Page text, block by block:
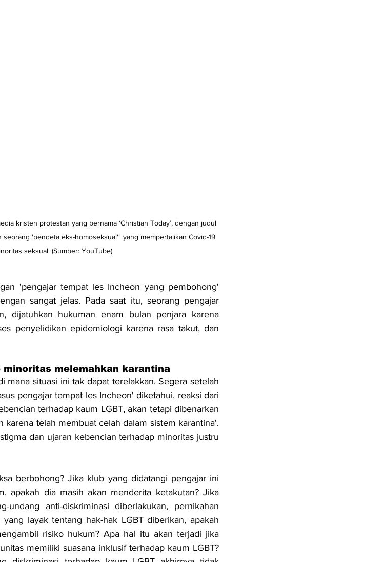
kristen protestan yang bernama ‘Christian Today’, dengan judul
'pendeta eks-homoseksual'" yang mempertalikan Covid-19
seksual. (Sumber: YouTube)
'pengajar tempat les Incheon yang pembohong'
sangat jelas. Pada saat itu, seorang pengajar
dijatuhkan hukuman enam bulan penjara karena
penyelidikan epidemiologi karena rasa takut, dan
melemahkan karantina
mana situasi ini tak dapat terelakkan. Segera setelah
pengajar tempat les Incheon' diketahui, reaksi dari
terhadap kaum LGBT, akan tetapi dibenarkan
karena telah membuat celah dalam sistem karantina'.
dan ujaran kebencian terhadap minoritas justru
berbohong? Jika klub yang didatangi pengajar ini
apakah dia masih akan menderita ketakutan? Jika
anti-diskriminasi diberlakukan, pernikahan
layak tentang hak-hak LGBT diberikan, apakah
risiko hukum? Apa hal itu akan terjadi jika
memiliki suasana inklusif terhadap kaum LGBT?